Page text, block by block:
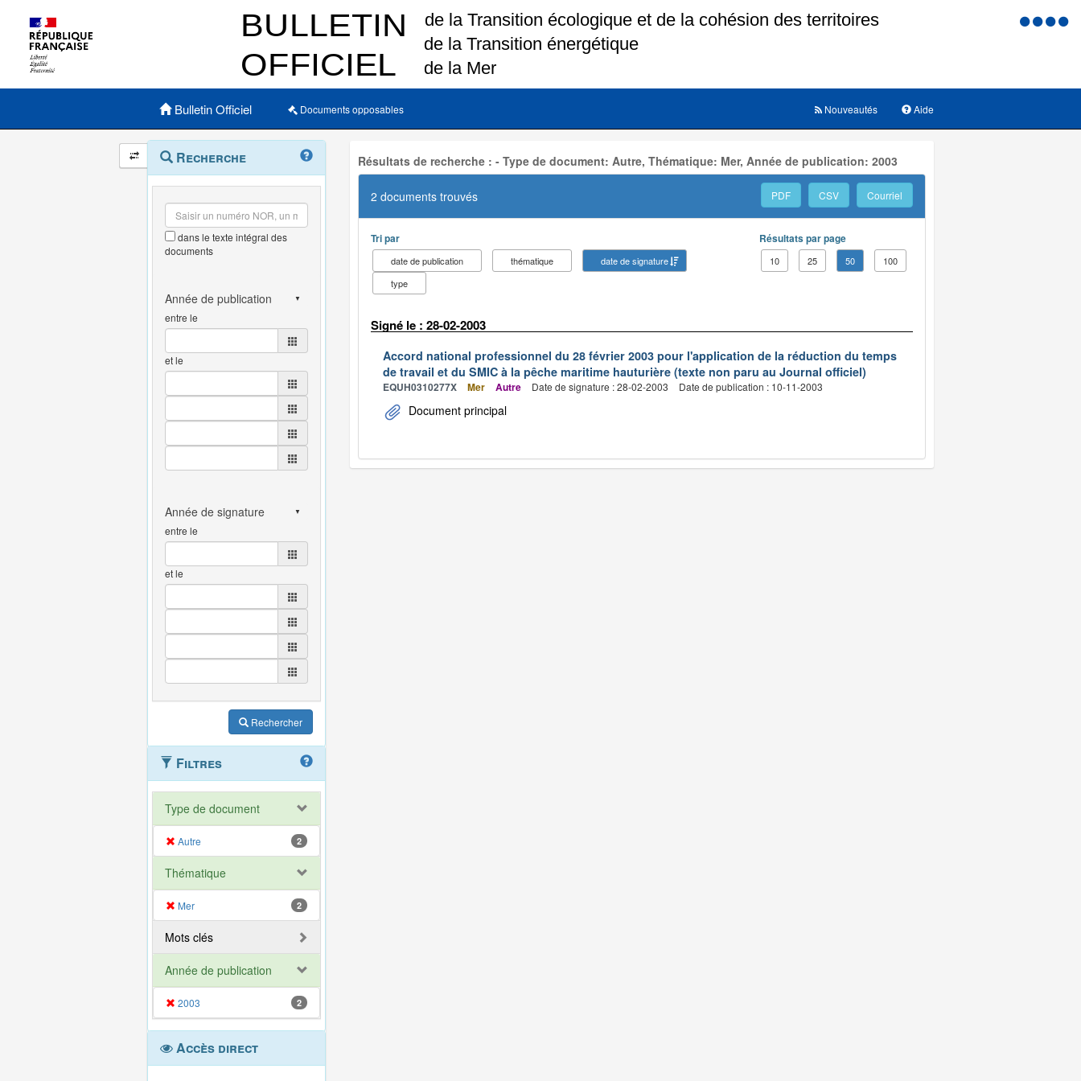
Menu
Menu principal
Bulletin Officiel Documents opposables Aide
Nouveautés
Navigation
et
outils
annexes
Menu
contextuel
Recherche
dans le texte intégral des
documents
entre le
et le
entre le
et le
Rechercher
Filtres
Type de document
Autre 2
Thématique
Mer 2
Mots clés
Année de publication
2003 2
Accès direct
Résultats de recherche : - Type de document: Autre, Thématique: Mer, Année de publication: 2003
2 documents trouvés PDF CSV Courriel
Tri par
date de publication thématique
date de signature
type
Résultats par page
10 25 50 100
Signé le : 28-02-2003
Accord national professionnel du 28 février 2003 pour l'application de la réduction du temps
de travail et du SMIC à la pêche maritime hauturière (texte non paru au Journal officiel)
EQUH0310277X Mer Autre Date de signature : 28-02-2003 Date de publication : 10-11-2003
Document principal